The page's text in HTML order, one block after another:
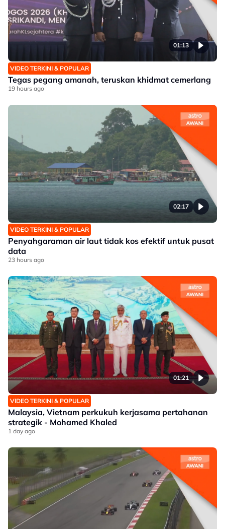
01:13
VIDEO TERKINI & POPULAR
Tegas pegang amanah, teruskan khidmat cemerlang
19 hours ago
02:17
VIDEO TERKINI & POPULAR
Penyahgaraman air laut tidak kos efektif untuk pusat
data
23 hours ago
01:21
VIDEO TERKINI & POPULAR
Malaysia, Vietnam perkukuh kerjasama pertahanan
strategik - Mohamed Khaled
1 day ago